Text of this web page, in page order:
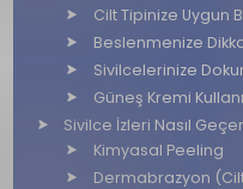
Cilt Tipinize Uygun
Beslenmenize
Sivilcelerinize
Güneş Kremi
Sivilce İzleri Nasıl
Kimyasal Peeling
Dermabrazyon